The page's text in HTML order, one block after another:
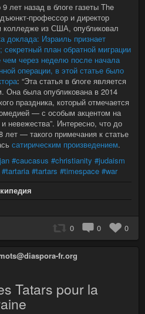
лет назад в блоге газеты The
профессор и директор
колледже из США, опубликовал
доклада: Израиль признает
план обратной миграции
чем через неделю после начала
операции, в этой статье было
: “Эта статья в блоге является
Она была опубликована в 2014
праздника, который отмечается
— с особым акцентом на
невежества”. Интересно, что до
лет — такого примечания к статье
сатирическим произведением.
#caucasus #christianity #judaism
#tartaria #tartars #timespace #war
0 0 0
fr.org
Tatars pour la